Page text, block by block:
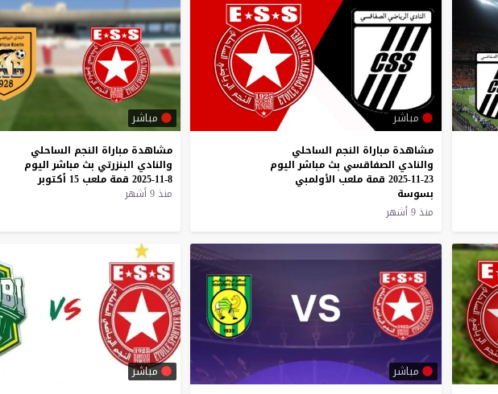
مباشر
مشاهدة مباراة النجم الساحلي
والنادي الصفاقسي بث مباشر اليوم
23-11-2025 قمة ملعب الأولمبي
بسوسة
منذ 9 أشهر
مباشر
مشاهدة مباراة النجم الساحلي
والنادي البنزرتي بث مباشر اليوم
8-11-2025
قمة ملعب 15 أكتوبر
منذ 9 أشهر
مباشر مباشر